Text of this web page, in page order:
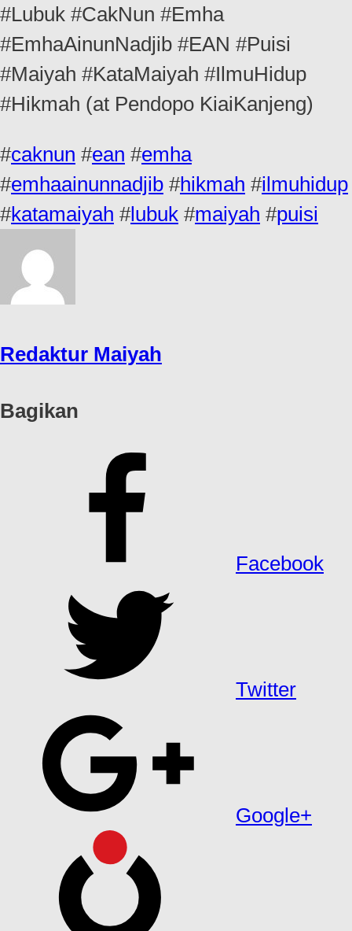
#Lubuk #CakNun #Emha
#EmhaAinunNadjib #EAN #Puisi
#Maiyah #KataMaiyah #IlmuHidup
#Hikmah (at Pendopo KiaiKanjeng)
#caknun #ean #emha
#emhaainunnadjib #hikmah #ilmuhidup
#katamaiyah #lubuk #maiyah #puisi
Redaktur Maiyah
Bagikan
Facebook
Twitter
Google+